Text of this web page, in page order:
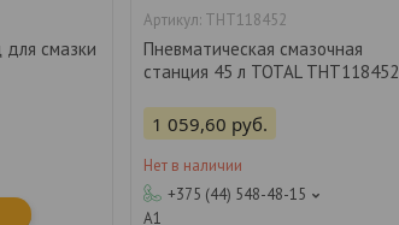
смазки
THT118452
Пневматическая смазочная
станция 45 л TOTAL THT118452
1 059,60 руб.
Нет в наличии
+375 (44) 548-48-15
А1